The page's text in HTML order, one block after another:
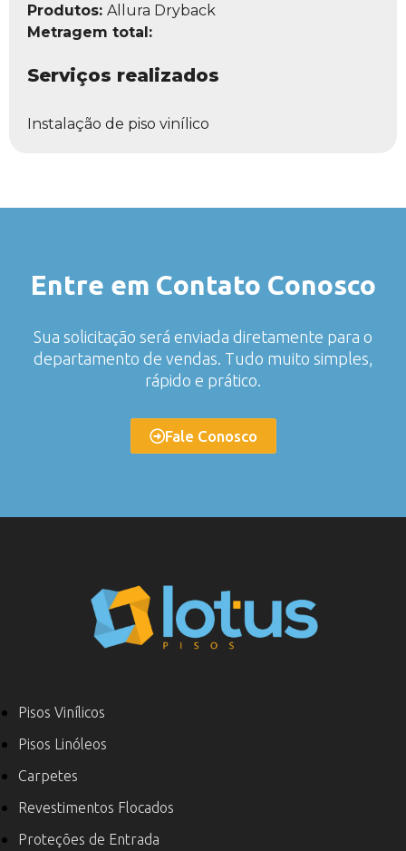
Produtos: Allura Dryback
Metragem total:
Serviços realizados
Instalação de piso vinílico
Entre em Contato Conosco
Sua solicitação será enviada diretamente para o
departamento de vendas. Tudo muito simples,
rápido e prático.
Fale Conosco
Pisos Vinílicos
Pisos Linóleos
Carpetes
Revestimentos Flocados
Proteções de Entrada